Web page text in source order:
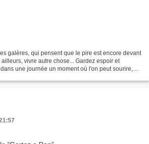
galères, qui pensent que le pire est encore devant
vivre autre chose... Gardez espoir et
une journée un moment où l'on peut sourire,